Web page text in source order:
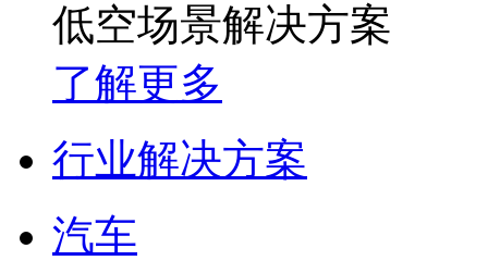
低空场景解决方案
了解更多
行业解决方案
汽车